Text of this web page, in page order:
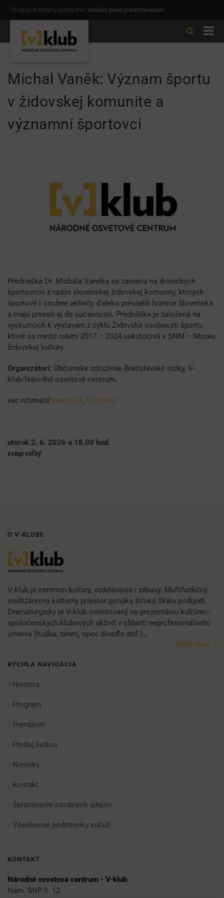
Otváracie hodiny pokladne: Hodina pred predstavením
Michal Vaněk: Význam športu
v židovskej komunite a
významní športovci
Prednáška Dr. Michala Vaněka sa zameria na ikonických
športovcov z radov slovenskej židovskej komunity, ktorých
športové i osobné aktivity ďaleko presiahli hranice Slovenska
a majú presah aj do súčasnosti. Prednáška je založená na
výskumoch k výstavám z cyklu Židovské osobnosti športu,
ktoré sa medzi rokmi 2017 – 2024 uskutočnili v SNM – Múzeu
židovskej kultúry.
Organizátori: Občianske združenie Bratislavské rožky, V-
klub/Národné osvetové centrum.
viac informácií:barozky.sk, FB udalosť
utorok 2. 6. 2026 o 18.00 hod.
vstup voľný
O V-KLUBE
V-klub je centrom kultúry, vzdelávania i zábavy. Multifunkčný
multižánrový kultúrny priestor ponúka širokú škálu podujatí.
Dramaturgicky je V-klub orientovaný na prezentáciu kultúrno-
spoločenských klubových aktivít v oblasti neprofesionálneho
umenia (hudba, tanec, spev, divadlo atď.)…
ČÍTAŤ VIAC
RÝCHLA NAVIGÁCIA
História
Program
Prenájom
Predaj lístkov
Novinky
Kontakt
Spracúvanie osobných údajov
Všeobecné podmienky súťaží
KONTAKT
Národné osvetové centrum - V-klub
Nám. SNP č. 12